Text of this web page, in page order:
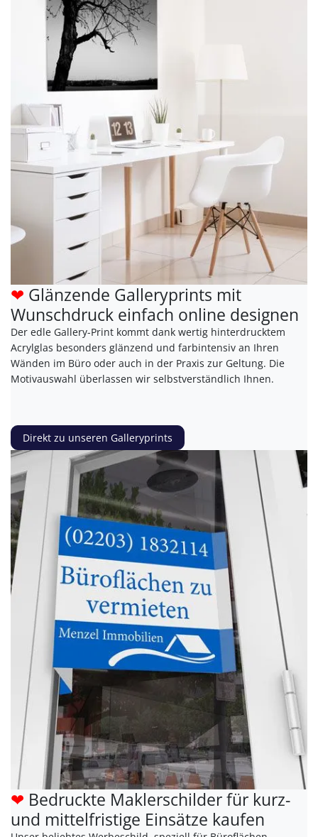
❤ Glänzende Galleryprints mit
Wunschdruck einfach online designen
Der edle Gallery-Print kommt dank wertig hinterdrucktem
Acrylglas besonders glänzend und farbintensiv an Ihren
Wänden im Büro oder auch in der Praxis zur Geltung. Die
Motivauswahl überlassen wir selbstverständlich Ihnen.
Direkt zu unseren Galleryprints
❤ Bedruckte Maklerschilder für kurz-
und mittelfristige Einsätze kaufen